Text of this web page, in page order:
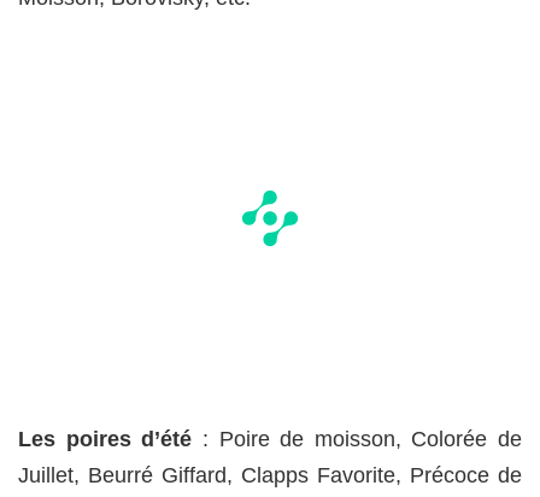
Les poires d’été : Poire de moisson, Colorée de
Juillet, Beurré Giffard, Clapps Favorite, Précoce de